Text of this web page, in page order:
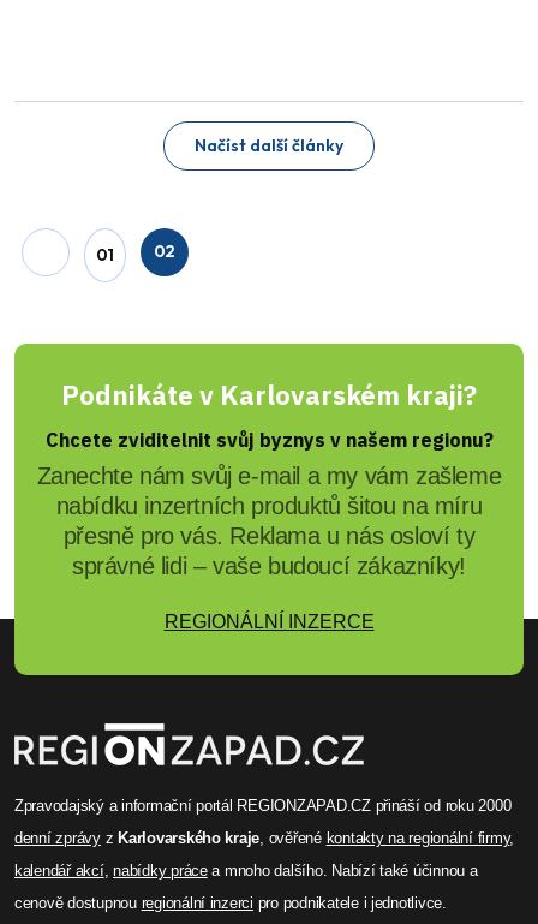
Načíst další články
01 02
Podnikáte v Karlovarském kraji?
Chcete zviditelnit svůj byznys v našem regionu?
Zanechte nám svůj e-mail a my vám zašleme
nabídku inzertních produktů šitou na míru
přesně pro vás. Reklama u nás osloví ty
správné lidi – vaše budoucí zákazníky!
REGIONÁLNÍ INZERCE
Zpravodajský a informační portál REGIONZAPAD.CZ přináší od roku 2000
denní zprávyzKarlovarského kraje , ověřené kontakty na regionální firmy,
kalendář akcí,nabídky prácea mnoho dalšího. Nabízí také účinnou a
cenově dostupnou regionální inzerci pro podnikatele i jednotlivce.